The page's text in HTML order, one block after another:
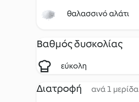
θαλασσινό αλάτι
Βαθμός δυσκολίας
εύκολη
Διατροφή ανά 1 μερίδα